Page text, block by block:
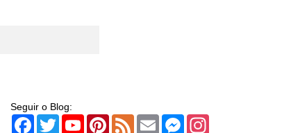
Seguir o Blog:
Facebook
TwitterYouTubePinterest
Feed Email Messenger